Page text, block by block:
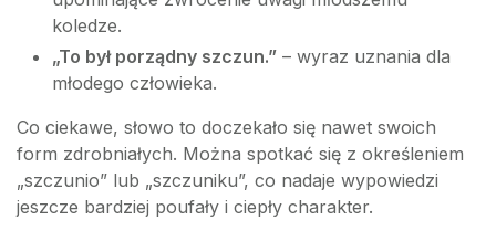
koledze.
„To był porządny szczun.” – wyraz uznania dla
młodego człowieka.
Co ciekawe, słowo to doczekało się nawet swoich
form zdrobniałych. Można spotkać się z określeniem
„szczunio” lub „szczuniku”, co nadaje wypowiedzi
jeszcze bardziej poufały i ciepły charakter.